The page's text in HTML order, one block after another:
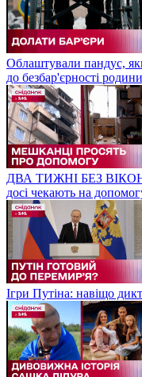
Облаштували пандус,
до безбар'єрності
ДВА ТИЖНІ БЕЗ ВІКОН.
досі чекають на
Ігри Путіна: навіщо